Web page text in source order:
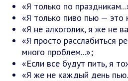
«Я только по
«Я только пиво пью — это
«Я не алкоголик, я же не
«Я просто расслабиться
много проблем...»;
«Если все будут пить, я
«Я же не каждый день